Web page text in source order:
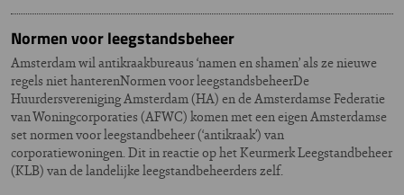
Normen voor leegstandsbeheer
Amsterdam wil antikraakbureaus ‘namen en shamen’ als ze nieuwe
regels niet hanterenNormen voor leegstandsbeheerDe
Huurdersvereniging Amsterdam (HA) en de Amsterdamse Federatie
van Woningcorporaties (AFWC) komen met een eigen Amsterdamse
set normen voor leegstandbeheer (‘antikraak’) van
corporatiewoningen. Dit in reactie op het Keurmerk Leegstandbeheer
(KLB) van de landelijke leegstandbeheerders zelf.